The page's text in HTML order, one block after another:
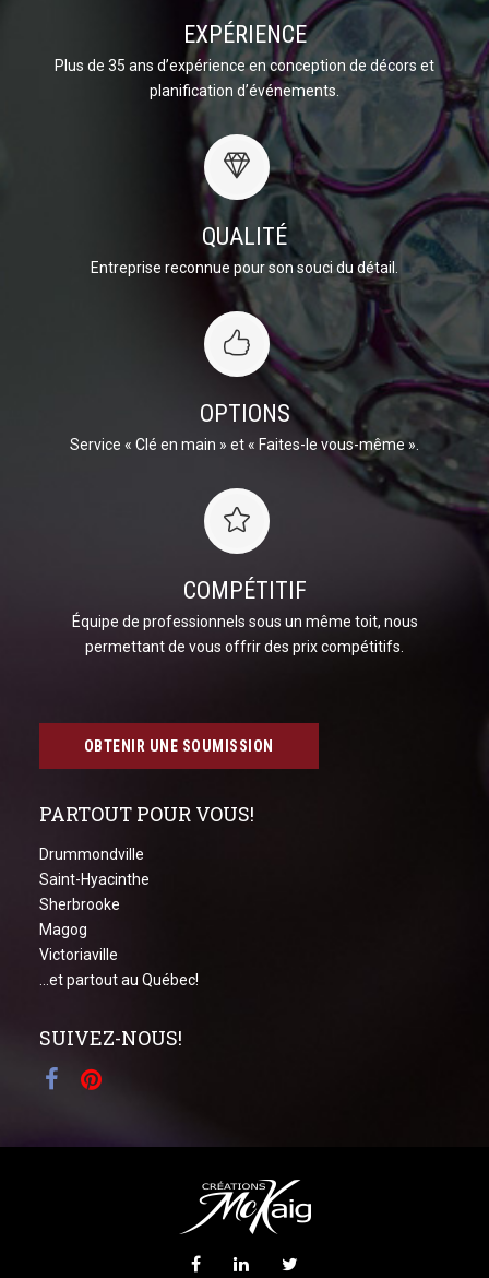
EXPÉRIENCE
Plus de 35 ans d’expérience en conception de décors et
planification d’événements.
QUALITÉ
Entreprise reconnue pour son souci du détail.
OPTIONS
Service « Clé en main » et « Faites-le vous-même ».
COMPÉTITIF
Équipe de professionnels sous un même toit, nous
permettant de vous offrir des prix compétitifs.
OBTENIR UNE SOUMISSION
PARTOUT POUR VOUS!
Drummondville
Saint-Hyacinthe
Sherbrooke
Magog
Victoriaville
...et partout au Québec!
SUIVEZ-NOUS!